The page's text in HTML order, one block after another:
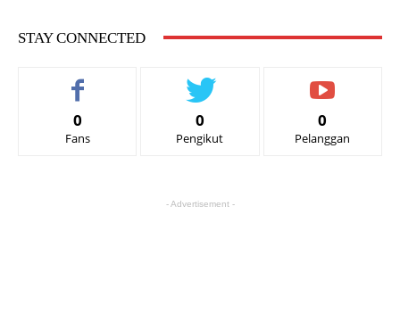
STAY CONNECTED
0
Fans
0
Pengikut
0
Pelanggan
- Advertisement -